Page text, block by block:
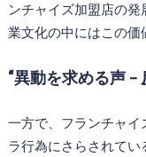
ンチャイズ加盟店の
業文化の中にはこの価
“異動を求める声 –
一方で、フランチャイ
ラ行為にさらされて